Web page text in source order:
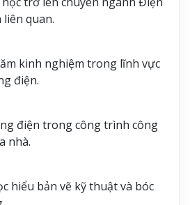
liên quan.
kinh nghiệm trong lĩnh vực
điện.
điện trong công trình công
nhà.
hiểu bản vẽ kỹ thuật và bóc